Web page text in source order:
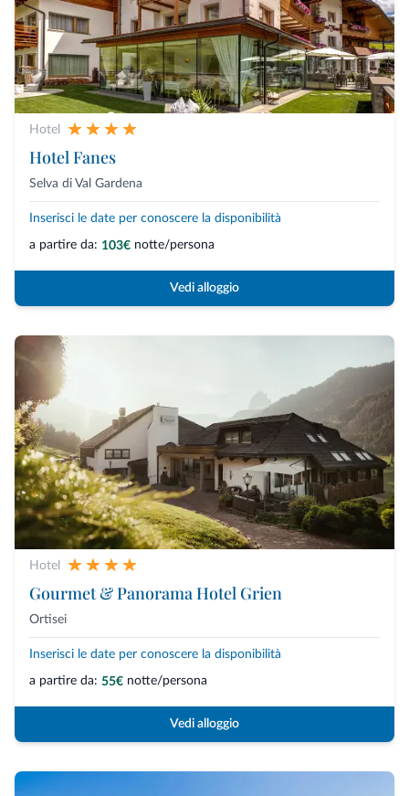
Hotel
Hotel Fanes
Selva di Val Gardena
Inserisci le date per conoscere la disponibilità
a partire da: 103€ notte/persona
Vedi alloggio
Hotel
Gourmet & Panorama Hotel Grien
Ortisei
Inserisci le date per conoscere la disponibilità
a partire da: 55€ notte/persona
Vedi alloggio